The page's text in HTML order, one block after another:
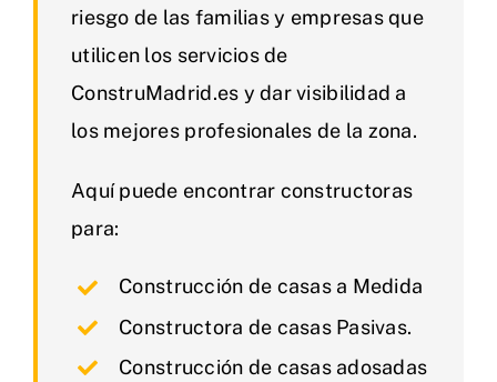
riesgo de las familias y empresas que
utilicen los servicios de
ConstruMadrid.es y dar visibilidad a
los mejores profesionales de la zona.
Aquí puede encontrar constructoras
para:
Construcción de casas a Medida
Constructora de casas Pasivas.
Construcción de casas adosadas